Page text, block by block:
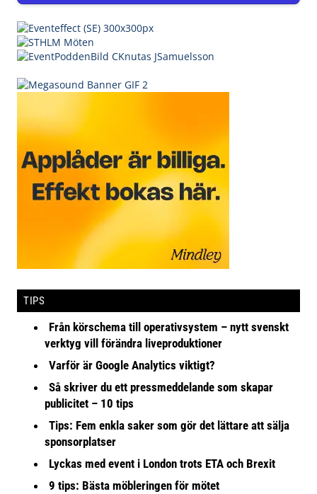
TIPS
Från körschema till operativsystem – nytt svenskt
verktyg vill förändra liveproduktioner
Varför är Google Analytics viktigt?
Så skriver du ett pressmeddelande som skapar
publicitet – 10 tips
Tips: Fem enkla saker som gör det lättare att sälja
sponsorplatser
Lyckas med event i London trots ETA och Brexit
9 tips: Bästa möbleringen för mötet